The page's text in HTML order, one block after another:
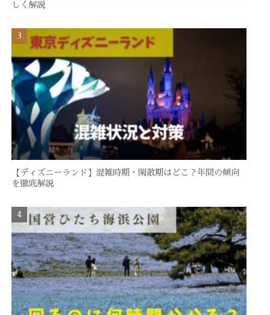
しく解説
【ディズニーランド】混雑時期・閑散期はどこ？年間の傾向
を徹底解説